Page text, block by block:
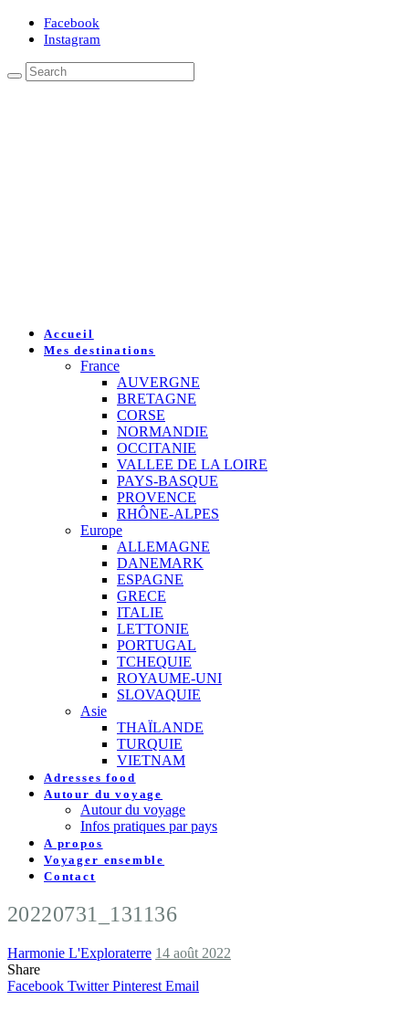
Facebook
Instagram
Accueil
Mes destinations
France
AUVERGNE
BRETAGNE
CORSE
NORMANDIE
OCCITANIE
VALLEE DE LA LOIRE
PAYS-BASQUE
PROVENCE
RHÔNE-ALPES
Europe
ALLEMAGNE
DANEMARK
ESPAGNE
GRECE
ITALIE
LETTONIE
PORTUGAL
TCHEQUIE
ROYAUME-UNI
SLOVAQUIE
Asie
THAÏLANDE
TURQUIE
VIETNAM
Adresses food
Autour du voyage
Autour du voyage
Infos pratiques par pays
A propos
Voyager ensemble
Contact
20220731_131136
Harmonie L'Exploraterre 14 août 2022
Share
Facebook Twitter Pinterest Email